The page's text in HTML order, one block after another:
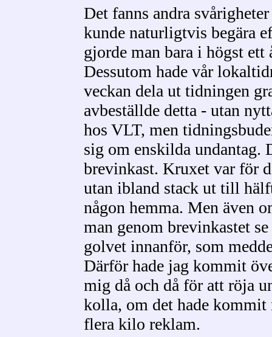
Det fanns andra
kunde naturligtvis begära
gjorde man bara i högst ett
Dessutom hade vår
veckan dela ut tidningen
avbeställde detta - utan
hos VLT, men
sig om enskilda undantag.
brevinkast. Kruxet var för
utan ibland stack ut till
någon hemma. Men även
man genom brevinkastet
golvet innanför, som
Därför hade jag kommit
mig då och då för att röja
kolla, om det hade
flera kilo reklam.